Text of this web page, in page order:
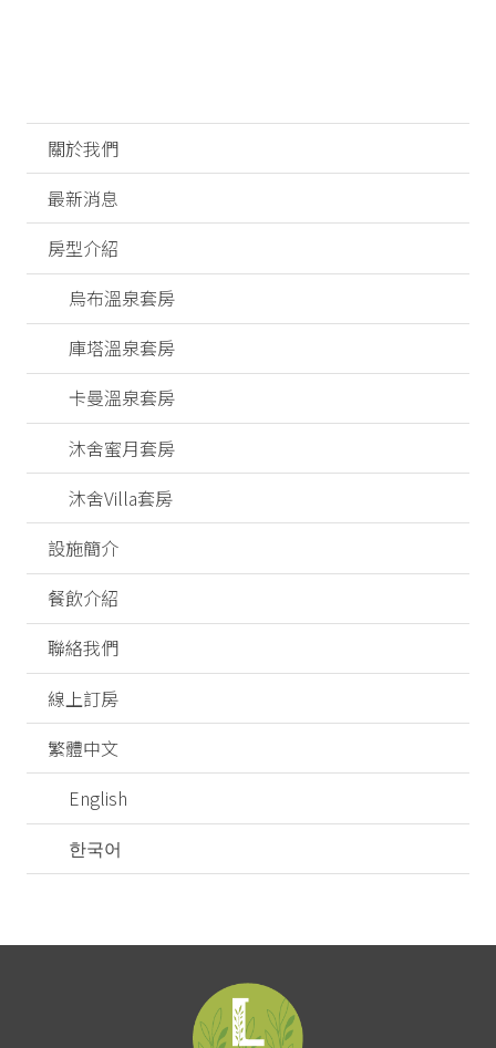
關於我們
最新消息
房型介紹
烏布溫泉套房
庫塔溫泉套房
卡曼溫泉套房
沐舍蜜月套房
沐舍Villa套房
設施簡介
餐飲介紹
聯絡我們
線上訂房
繁體中文
English
한국어